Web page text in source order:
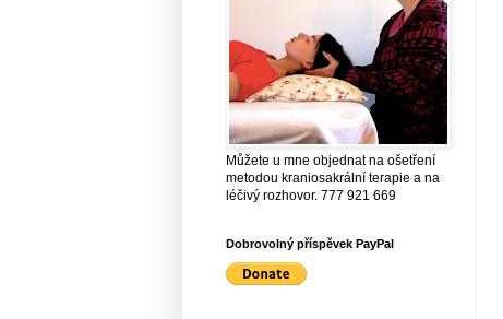
Můžete u mne objednat na ošetření
metodou kraniosakrální terapie a na
léčivý rozhovor. 777 921 669
Dobrovolný příspěvek PayPal